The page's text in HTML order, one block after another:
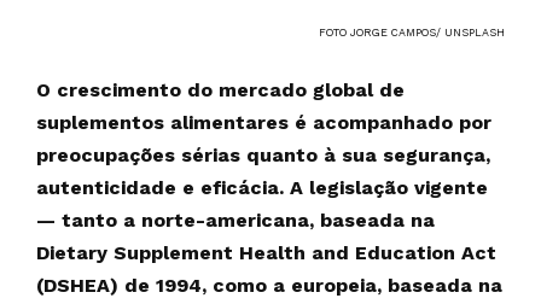
FOTO JORGE CAMPOS/ UNSPLASH
O crescimento do mercado global de
suplementos alimentares é acompanhado por
preocupações sérias quanto à sua segurança,
autenticidade e eficácia. A legislação vigente
— tanto a norte-americana, baseada na
Dietary Supplement Health and Education Act
(DSHEA) de 1994, como a europeia, baseada na